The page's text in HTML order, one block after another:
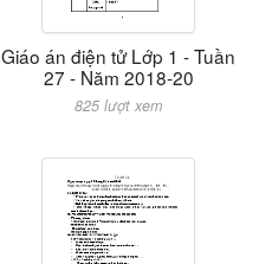
Giáo án điện tử Lớp 1 - Tuần
27 - Năm 2018-20
825 lượt xem